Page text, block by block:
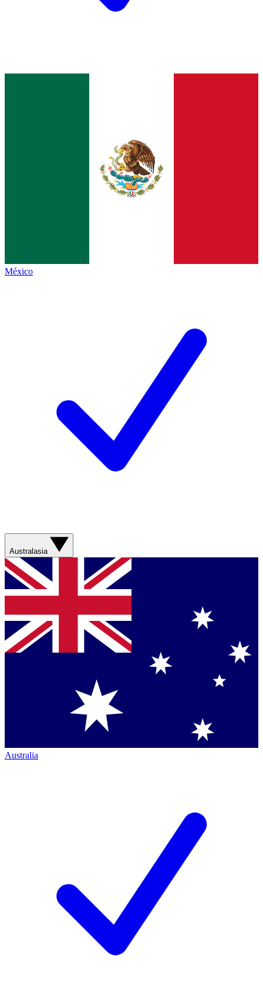
México
Australasia
Australia